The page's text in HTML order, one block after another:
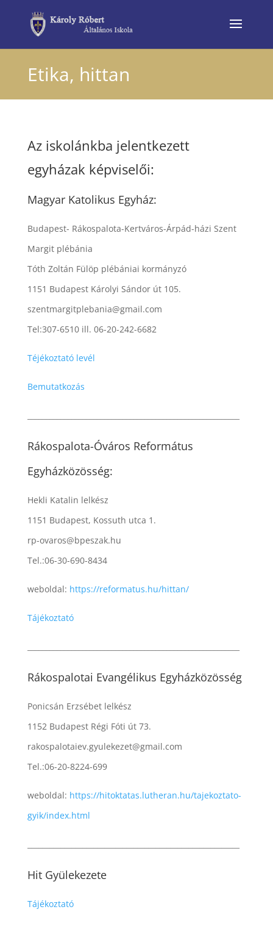
Etika, hittan
Az iskolánkba jelentkezett
egyházak képviselői:
Magyar Katolikus Egyház:
Budapest- Rákospalota-Kertváros-Árpád-házi Szent
Margit plébánia
Tóth Zoltán Fülöp plébániai kormányzó
1151 Budapest Károlyi Sándor út 105.
szentmargitplebania@gmail.com
Tel:307-6510 ill. 06-20-242-6682
Téjékoztató levél
Bemutatkozás
Rákospalota-Óváros Református
Egyházközösség:
Hekli Katalin lelkész
1151 Budapest, Kossuth utca 1.
rp-ovaros@bpeszak.hu
Tel.:06-30-690-8434
weboldal: https://reformatus.hu/hittan/
Tájékoztató
Rákospalotai Evangélikus Egyházközösség
Ponicsán Erzsébet lelkész
1152 Budapest Régi Fóti út 73.
rakospalotaiev.gyulekezet@gmail.com
Tel.:06-20-8224-699
weboldal: https://hitoktatas.lutheran.hu/tajekoztato-
gyik/index.html
Hit Gyülekezete
Tájékoztató